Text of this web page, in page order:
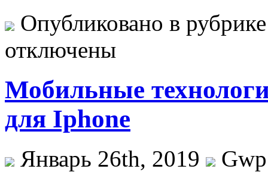
Опубликовано в
отключены
Мобильные
для Iphone
Январь 26th, 2019
Gwp